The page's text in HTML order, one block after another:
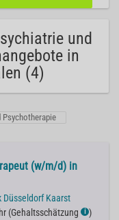
und
in
(4)
Psychotherapie
(w/m/d) in
Düsseldorf Kaarst
(Gehaltsschätzung ℹ )